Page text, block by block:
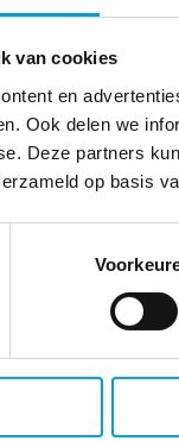
van cookies
en
Ook delen we
Deze partners
op basis